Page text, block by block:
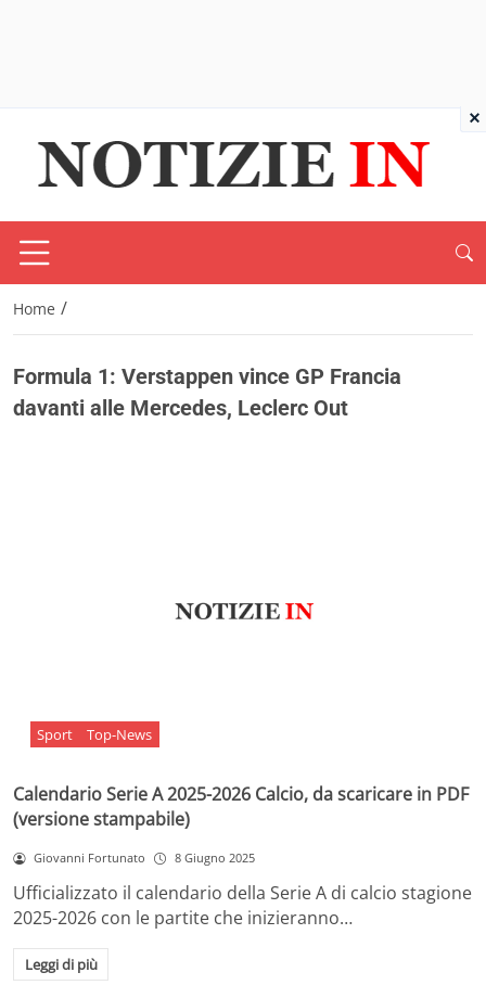
Home /
Formula 1: Verstappen vince GP Francia
davanti alle Mercedes, Leclerc Out
Sport Top-News
Calendario Serie A 2025-2026 Calcio, da scaricare in PDF
(versione stampabile)
Giovanni Fortunato 8 Giugno 2025
Ufficializzato il calendario della Serie A di calcio stagione
2025-2026 con le partite che inizieranno…
Leggi di più
×